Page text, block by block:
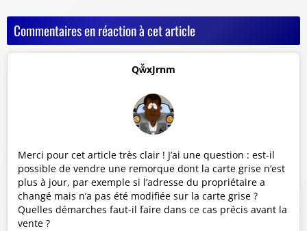
Commentaires en réaction à cet article
Qẅ̌xJrnm
Merci pour cet article très clair ! J’ai une question : est-il
possible de vendre une remorque dont la carte grise n’est
plus à jour, par exemple si l’adresse du propriétaire a
changé mais n’a pas été modifiée sur la carte grise ?
Quelles démarches faut-il faire dans ce cas précis avant la
vente ?